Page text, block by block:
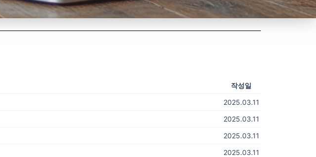
작성일
2025.03.11
2025.03.11
2025.03.11
2025.03.11